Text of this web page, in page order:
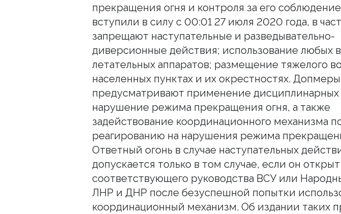
прекращения огня и контроля за его
вступили в силу с 00:01 27 июля 2020 года, в
запрещают наступательные и разведывательно-
диверсионные действия; использование любых
летательных аппаратов; размещение тяжелого
населенных пунктах и их окрестностях. Допмеры
предусматривают применение дисциплинарных
нарушение режима прекращения огня, а также
задействование координационного механизма
реагированию на нарушения режима
Ответный огонь в случае наступательных
допускается только в том случае, если он
соответствующего руководства ВСУ или
ЛНР и ДНР после безуспешной попытки
координационный механизм. Об издании таких